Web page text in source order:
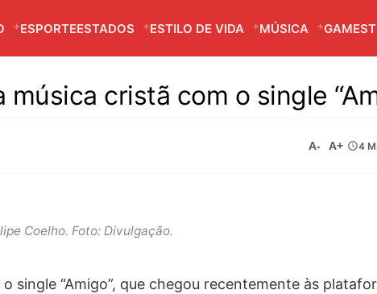
ESPORTEESTADOS ESTILO DE VIDA MÚSICA GAMES
cristã com o single
A- A+ 4
Coelho. Foto: Divulgação.
single “Amigo”, que chegou recentemente às